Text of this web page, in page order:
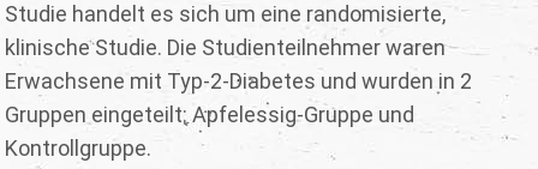
Studie handelt es sich um eine randomisierte,
klinische Studie. Die Studienteilnehmer waren
Erwachsene mit Typ-2-Diabetes und wurden in 2
Gruppen eingeteilt: Apfelessig-Gruppe und
Kontrollgruppe.